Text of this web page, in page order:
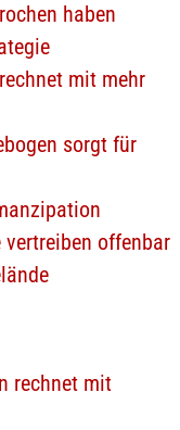
haben
mit mehr
sorgt für
offenbar
rechnet mit